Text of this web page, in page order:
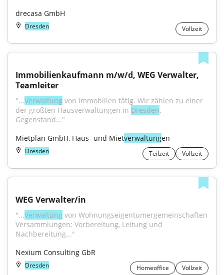
drecasa GmbH
Dresden Vollzeit
Immobilienkaufmann m/w/d, WEG Verwalter,
Teamleiter
"...Verwaltung von Immobilien tätig. Wir zählen zu einer
der größten Hausverwaltungen in Dresden.
Gegenstand..."
Mietplan GmbH, Haus- und Mietverwaltungen
Dresden Teilzeit Vollzeit
WEG Verwalter/in
"...Verwaltung von Wohnungseigentümergemeinschaften
Versammlungen: Vorbereitung, Leitung und
Nachbereitung..."
Nexium Consulting GbR
Dresden Homeoffice Vollzeit